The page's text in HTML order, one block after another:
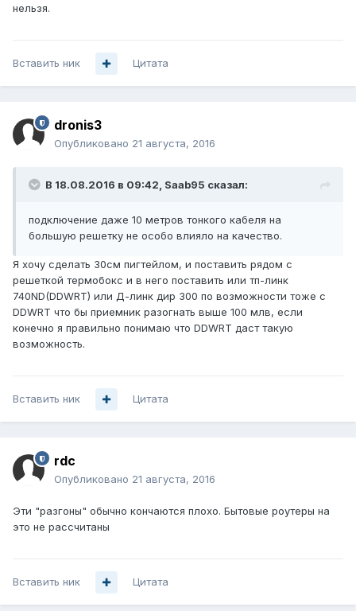
нельзя.
Вставить ник Цитата
dronis3
Опубликовано 21 августа, 2016
В 18.08.2016 в 09:42, Saab95 сказал:
подключение даже 10 метров тонкого кабеля на
большую решетку не особо влияло на качество.
Я хочу сделать 30см пигтейлом, и поставить рядом с
решеткой термобокс и в него поставить или тп-линк
740ND(DDWRT) или Д-линк дир 300 по возможности тоже с
DDWRT что бы приемник разогнать выше 100 млв, если
конечно я правильно понимаю что DDWRT даст такую
возможность.
Вставить ник Цитата
rdc
Опубликовано 21 августа, 2016
Эти "разгоны" обычно кончаются плохо. Бытовые роутеры на
это не рассчитаны
Вставить ник Цитата